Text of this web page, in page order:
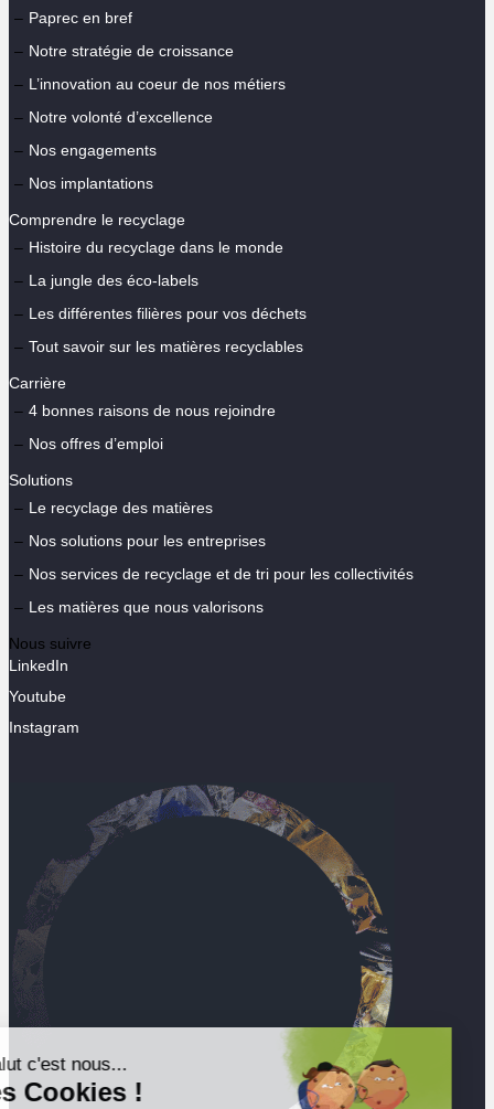
Salut c'est nous...
les Cookies !
Paprec en bref
Notre stratégie de croissance
L’innovation au coeur de nos métiers
Notre volonté d’excellence
Nos engagements
Nos implantations
Comprendre le recyclage
Histoire du recyclage dans le monde
La jungle des éco-labels
Les différentes filières pour vos déchets
Tout savoir sur les matières recyclables
Carrière
4 bonnes raisons de nous rejoindre
Nos offres d’emploi
Solutions
Le recyclage des matières
Nos solutions pour les entreprises
Nos services de recyclage et de tri pour les collectivités
Les matières que nous valorisons
Nous suivre
LinkedIn
Youtube
Instagram